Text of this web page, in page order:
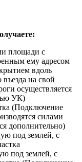
площади с
ему адресом
вдоль
на свой
осуществляется
УК)
(Подключение
силами
дополнительно)
под землей, с
под землей, с